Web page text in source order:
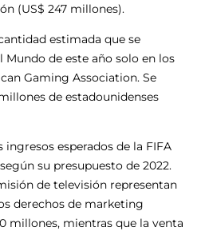
(US$ 247 millones).
estimada que se
Mundo de este año solo en los
Gaming Association. Se
de estadounidenses
ingresos esperados de la FIFA
su presupuesto de 2022.
de televisión representan
derechos de marketing
millones, mientras que la venta